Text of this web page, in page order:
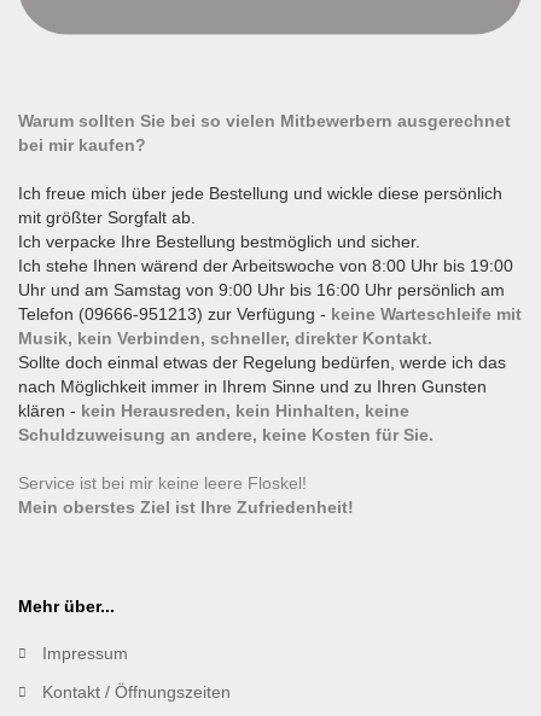
Warum sollten Sie bei so vielen Mitbewerbern ausgerechnet
bei mir kaufen?
Ich freue mich über jede Bestellung und wickle diese persönlich
mit größter Sorgfalt ab.
Ich verpacke Ihre Bestellung bestmöglich und sicher.
Ich stehe Ihnen wärend der Arbeitswoche von 8:00 Uhr bis 19:00
Uhr und am Samstag von 9:00 Uhr bis 16:00 Uhr persönlich am
Telefon (09666-951213) zur Verfügung - keine Warteschleife mit
Musik, kein Verbinden, schneller, direkter Kontakt.
Sollte doch einmal etwas der Regelung bedürfen, werde ich das
nach Möglichkeit immer in Ihrem Sinne und zu Ihren Gunsten
klären - kein Herausreden, kein Hinhalten, keine
Schuldzuweisung an andere, keine Kosten für Sie.
Service ist bei mir keine leere Floskel!
Mein oberstes Ziel ist Ihre Zufriedenheit!
Mehr über...
Impressum
Kontakt / Öffnungszeiten